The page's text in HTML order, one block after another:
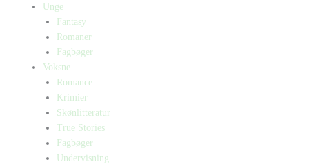
Unge
Fantasy
Romaner
Fagbøger
Voksne
Romance
Krimier
Skønlitteratur
True Stories
Fagbøger
Undervisning